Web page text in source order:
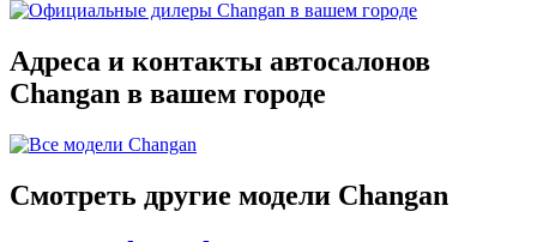
Адреса и контакты автосалонов
Changan в вашем городе
Смотреть другие модели Changan